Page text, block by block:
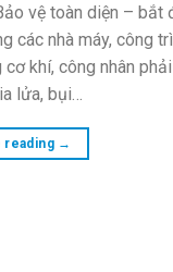
vệ toàn diện – bắt
các nhà máy, công
khí, công nhân phải
lửa, bụi…
reading →